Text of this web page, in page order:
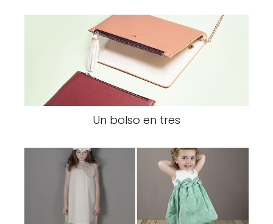
Un bolso en tres